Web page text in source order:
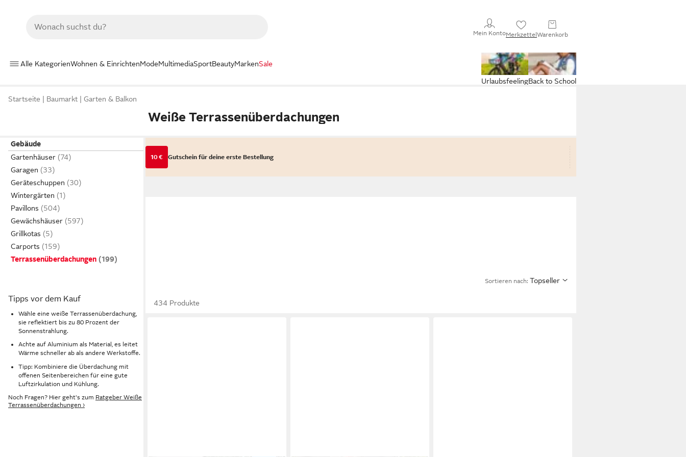
Mein KontoMerkzettelWarenkorb
Alle KategorienWohnen & EinrichtenModeMultimediaSportBeautyMarkenSale
Back to School
Urlaubsfeeling
Startseite Baumarkt Garten & Balkon
Weiße Terrassenüberdachungen
Gebäude
Gartenhäuser
Garagen
Geräteschuppen
Wintergärten
Pavillons
Gewächshäuser
Grillkotas
Carports
Terrassenüberdachungen
Tipps vor dem Kauf
Wähle eine weiße Terrassenüberdachung,
sie reflektiert bis zu 80 Prozent der
Sonnenstrahlung.
Achte auf Aluminium als Material, es leitet
Wärme schneller ab als andere Werkstoffe.
Tipp: Kombiniere die Überdachung mit
offenen Seitenbereichen für eine gute
Luftzirkulation und Kühlung.
Noch Fragen? Hier geht's zum Ratgeber Weiße
Terrassenüberdachungen ›
10 € Gutschein für deine erste Bestellung
Sortieren nach: Topseller
434 Produkte